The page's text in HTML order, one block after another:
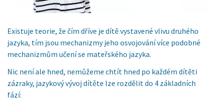
Existuje teorie, že čím dříve je dítě vystavené vlivu druhého
jazyka, tím jsou mechanizmy jeho osvojování více podobné
mechanizmům učení se mateřského jazyka.
Nic není ale hned, nemůžeme chtít hned po každém dítěti
zázraky, jazykový vývoj dítěte lze rozdělit do 4 základních
fází: